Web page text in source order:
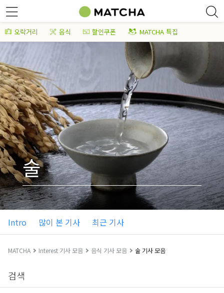
오락거리 음식 할인쿠폰 MATCHA 특집
술
Intro 많이 본 기사 최근 기사
MATCHA Interest 기사 모음 음식 기사 모음 술 기사 모음
검색